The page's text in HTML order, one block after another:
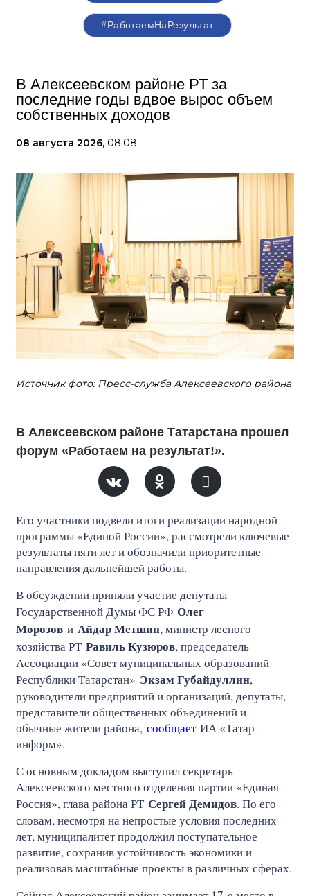
#РаботаемНаРезультат
В Алексеевском районе РТ за
последние годы вдвое вырос объем
собственных доходов
08 августа 2026, 08:08
Источник фото: Пресс-служба Алексеевского района
В Алексеевском районе Татарстана прошел
форум «Работаем на результат!».
Его участники подвели итоги реализации народной
программы «Единой России», рассмотрели ключевые
результаты пяти лет и обозначили приоритетные
направления дальнейшей работы.
В обсуждении приняли участие депутаты
Государственной Думы ФС РФ Олег
Морозов и Айдар Метшин, министр лесного
хозяйства РТ Равиль Кузюров, председатель
Ассоциации «Совет муниципальных образований
Республики Татарстан» Экзам Губайдуллин,
руководители предприятий и организаций, депутаты,
представители общественных объединений и
обычные жители района, сообщаетИА «Татар-
информ».
С основным докладом выступил секретарь
Алексеевского местного отделения партии «Единая
Россия», глава района РТ Сергей Демидов. По его
словам, несмотря на непростые условия последних
лет, муниципалитет продолжил поступательное
развитие, сохранив устойчивость экономики и
реализовав масштабные проекты в различных сферах.